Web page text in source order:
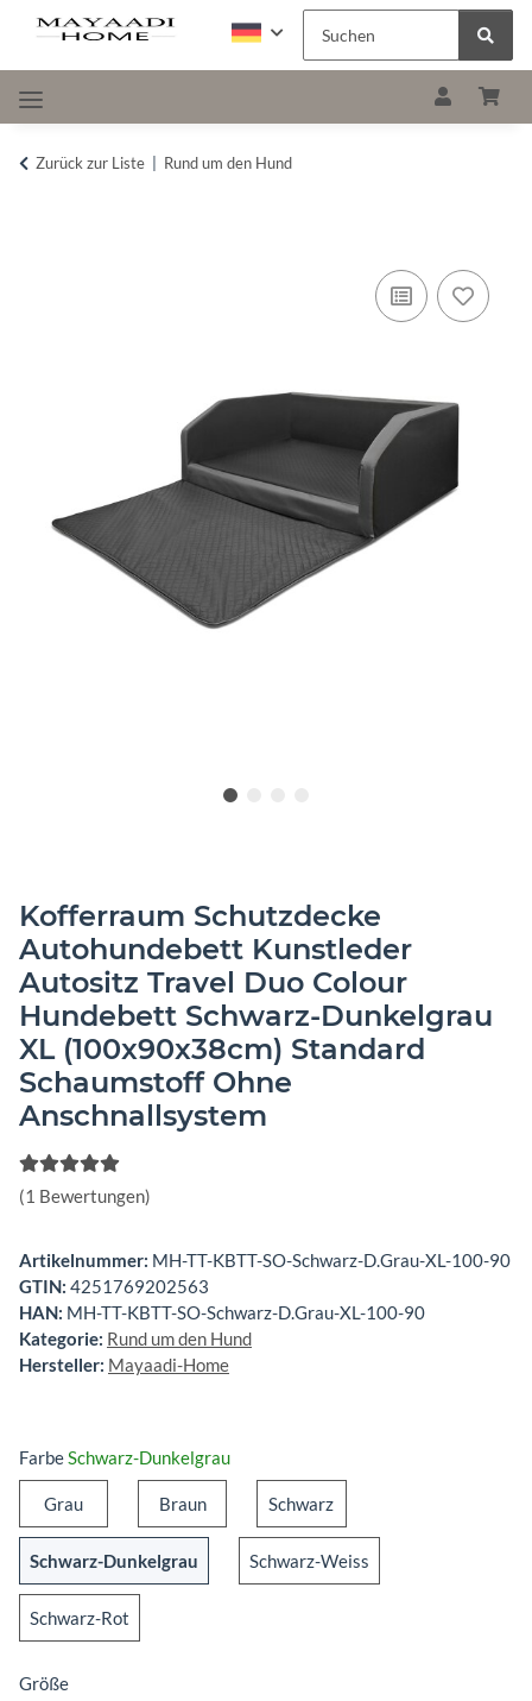
Zurück zur Liste Rund um den Hund
Kofferraum Schutzdecke
Autohundebett Kunstleder
Autositz Travel Duo Colour
Hundebett Schwarz-Dunkelgrau
XL (100x90x38cm) Standard
Schaumstoff Ohne
Anschnallsystem
(1 Bewertungen)
Artikelnummer: MH-TT-KBTT-SO-Schwarz-D.Grau-XL-100-90
GTIN: 4251769202563
HAN: MH-TT-KBTT-SO-Schwarz-D.Grau-XL-100-90
Kategorie: Rund um den Hund
Hersteller: Mayaadi-Home
FarbeSchwarz-Dunkelgrau
GrauGrau BraunBraun SchwarzSchwarz
Schwarz-Dunkelgrau Schwarz-Dunkelgrau
Schwarz-Weiss
Schwarz-Rot
Größe